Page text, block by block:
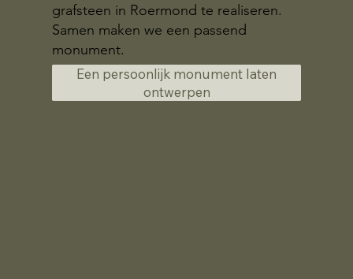
grafsteen in Roermond te realiseren.
Samen maken we een passend
monument.
Een persoonlijk monument laten
ontwerpen